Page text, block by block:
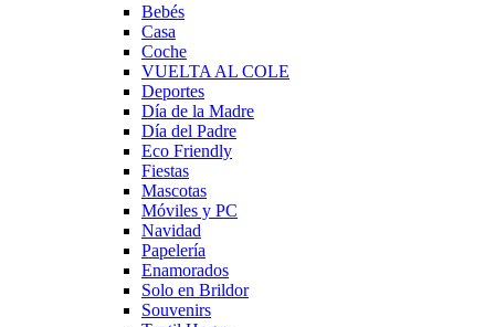
Bebés
Casa
Coche
VUELTA AL COLE
Deportes
Día de la Madre
Día del Padre
Eco Friendly
Fiestas
Mascotas
Móviles y PC
Navidad
Papelería
Enamorados
Solo en Brildor
Souvenirs